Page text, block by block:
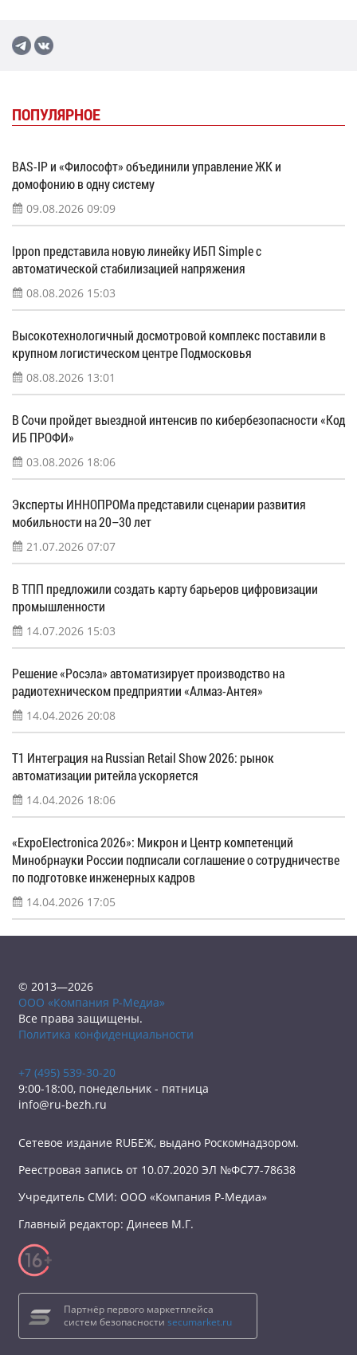
ПОПУЛЯРНОЕ
BAS-IP и «Философт» объединили управление ЖК и
домофонию в одну систему
09.08.2026 09:09
Ippon представила новую линейку ИБП Simple с
автоматической стабилизацией напряжения
08.08.2026 15:03
Высокотехнологичный досмотровой комплекс поставили в
крупном логистическом центре Подмосковья
08.08.2026 13:01
В Сочи пройдет выездной интенсив по кибербезопасности «Код
ИБ ПРОФИ»
03.08.2026 18:06
Эксперты ИННОПРОМа представили сценарии развития
мобильности на 20–30 лет
21.07.2026 07:07
В ТПП предложили создать карту барьеров цифровизации
промышленности
14.07.2026 15:03
Решение «Росэла» автоматизирует производство на
радиотехническом предприятии «Алмаз-Антея»
14.04.2026 20:08
Т1 Интеграция на Russian Retail Show 2026: рынок
автоматизации ритейла ускоряется
14.04.2026 18:06
«ExpoElectronica 2026»: Микрон и Центр компетенций
Минобрнауки России подписали соглашение о сотрудничестве
по подготовке инженерных кадров
14.04.2026 17:05
© 2013—2026
ООО «Компания Р-Медиа»
Все права защищены.
Политика конфиденциальности
+7 (495) 539-30-20
9:00-18:00, понедельник - пятница
info@ru-bezh.ru
Сетевое издание RUБЕЖ, выдано Роскомнадзором.
Реестровая запись от 10.07.2020 ЭЛ №ФС77-78638
Учредитель СМИ: ООО «Компания Р-Медиа»
Главный редактор: Динеев М.Г.
Партнёр первого маркетплейса
систем безопасности secumarket.ru